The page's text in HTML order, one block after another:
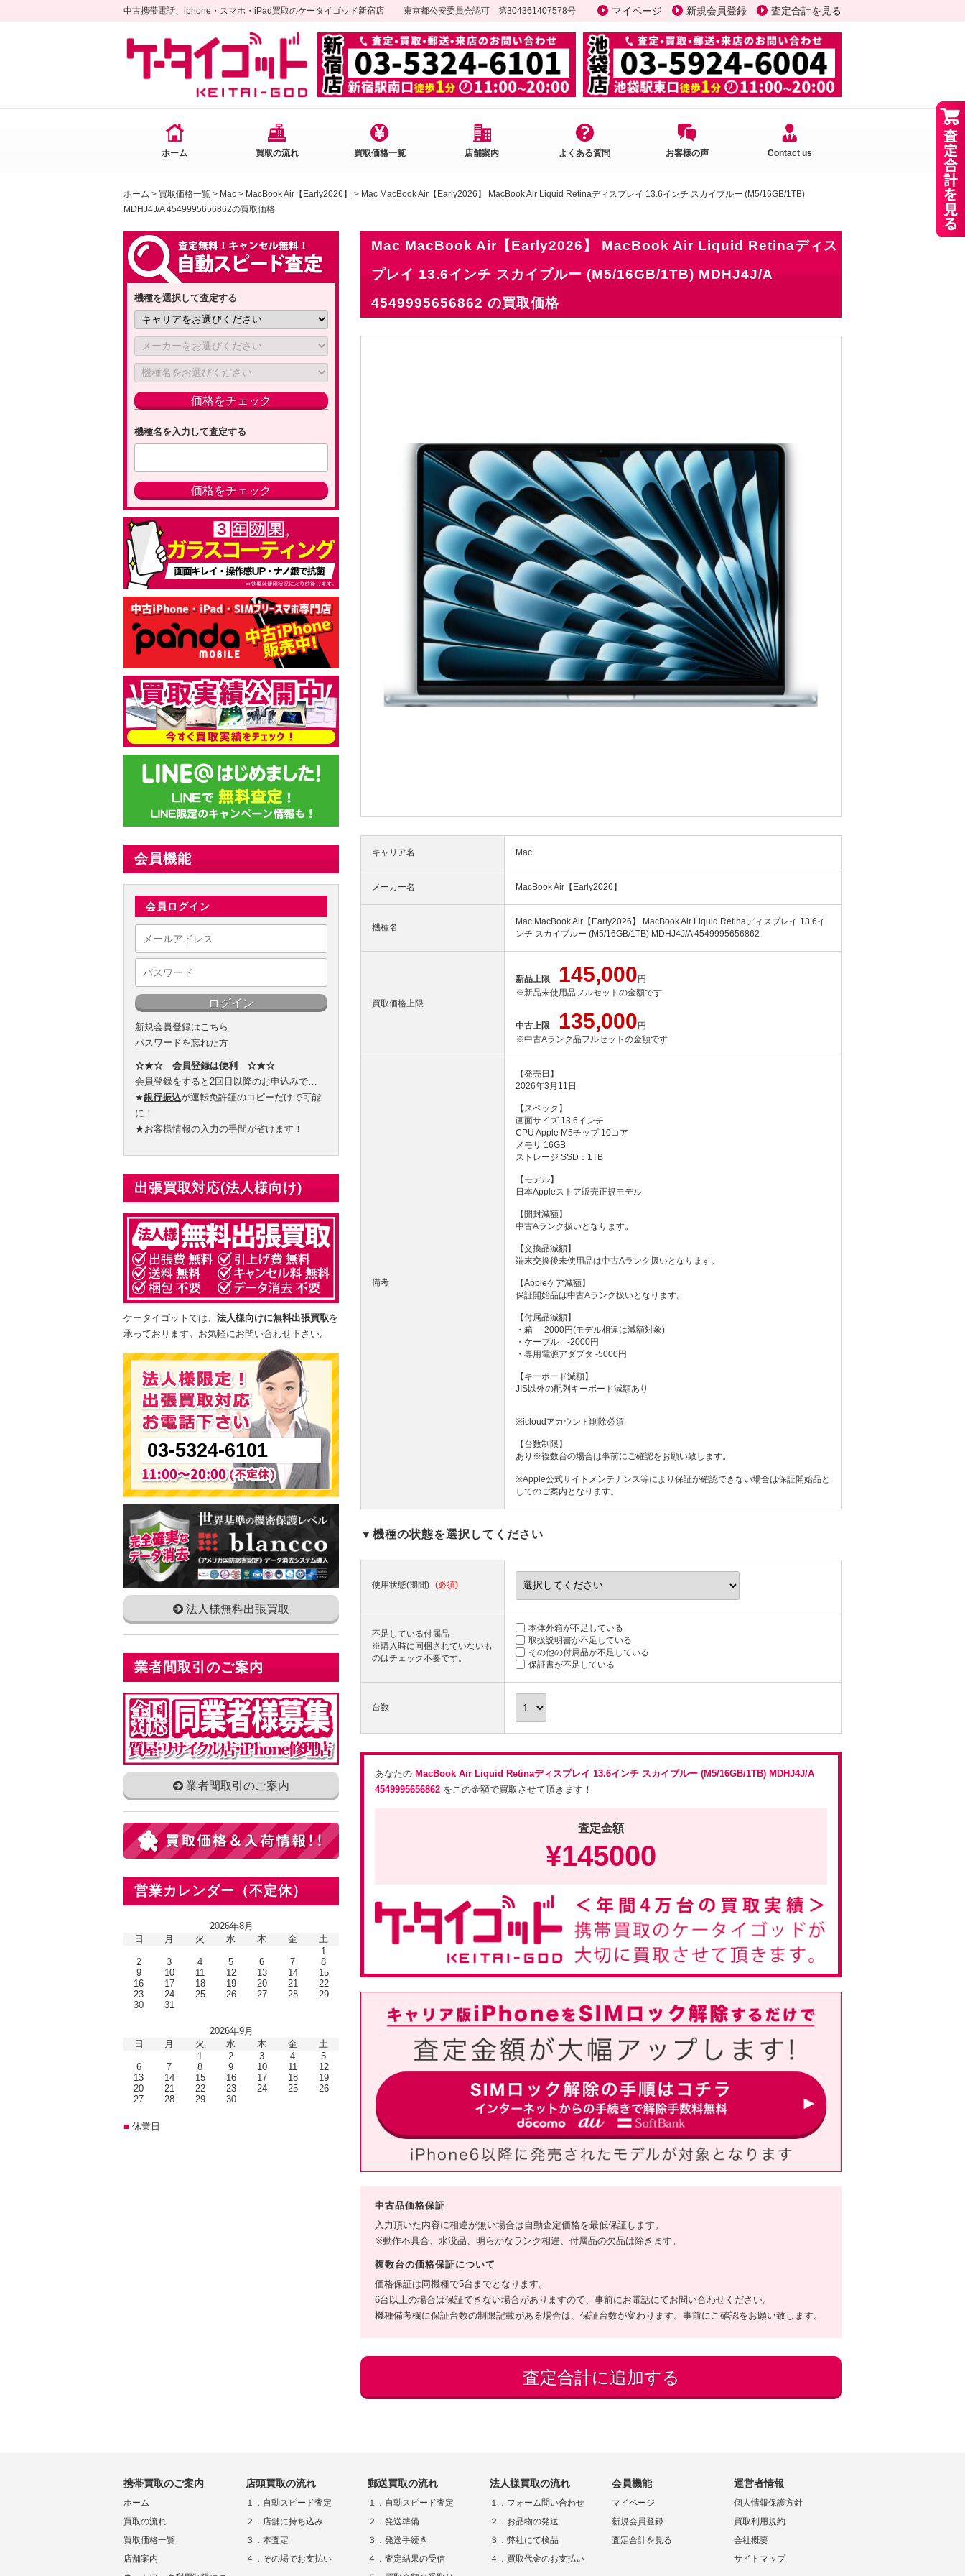
中古携帯電話、iphone・スマホ・iPad買取のケータイゴッド新宿店 東京都公安委員会認可 第304361407578号 マイページ 新規会員登録 査定合計を見る
ホーム 買取の流れ 買取価格一覧 店舗案内 よくある質問 お客様の声 Contact us
ホーム > 買取価格一覧 > Mac > MacBook Air【Early2026】
> Mac MacBook Air【Early2026】 MacBook Air Liquid Retinaディスプレイ 13.6インチ スカイブルー (M5/16GB/1TB)
MDHJ4J/A 4549995656862の買取価格
Mac MacBook Air【Early2026】 MacBook Air Liquid Retinaディス
プレイ 13.6インチ スカイブルー (M5/16GB/1TB) MDHJ4J/A
4549995656862 の買取価格
キャリア名 Mac
メーカー名 MacBook Air【Early2026】
機種名
Mac MacBook Air【Early2026】 MacBook Air Liquid Retinaディスプレイ 13.6イ
ンチ スカイブルー (M5/16GB/1TB) MDHJ4J/A 4549995656862
買取価格上限
新品上限 145,000 円
※新品未使用品フルセットの金額です
中古上限 135,000 円
※中古Aランク品フルセットの金額です
備考
【発売日】
2026年3月11日
【スペック】
画面サイズ 13.6インチ
CPU Apple M5チップ 10コア
メモリ 16GB
ストレージ SSD：1TB
【モデル】
日本Appleストア販売正規モデル
【開封減額】
中古Aランク扱いとなります。
【交換品減額】
端末交換後未使用品は中古Aランク扱いとなります。
【Appleケア減額】
保証開始品は中古Aランク扱いとなります。
【付属品減額】
・箱 -2000円(モデル相違は減額対象)
・ケーブル -2000円
・専用電源アダプタ -5000円
【キーボード減額】
JIS以外の配列キーボード減額あり
※icloudアカウント削除必須
【台数制限】
あり※複数台の場合は事前にご確認をお願い致します。
※Apple公式サイトメンテナンス等により保証が確認できない場合は保証開始品と
してのご案内となります。
▼機種の状態を選択してください
使用状態(期間) (必須)
不足している付属品
※購入時に同梱されていないも
のはチェック不要です。
本体外箱が不足している
取扱説明書が不足している
その他の付属品が不足している
保証書が不足している
台数
あなたの MacBook Air Liquid Retinaディスプレイ 13.6インチ スカイブルー (M5/16GB/1TB) MDHJ4J/A
4549995656862 をこの金額で買取させて頂きます！
査定金額
¥145000
中古品価格保証
入力頂いた内容に相違が無い場合は自動査定価格を最低保証します。
※動作不具合、水没品、明らかなランク相違、付属品の欠品は除きます。
複数台の価格保証について
価格保証は同機種で5台までとなります。
6台以上の場合は保証できない場合がありますので、事前にお電話にてお問い合わせください。
機種備考欄に保証台数の制限記載がある場合は、保証台数が変わります。事前にご確認をお願い致します。
機種を選択して査定する
機種名を入力して査定する
会員機能
会員ログイン
新規会員登録はこちら
パスワードを忘れた方
☆★☆ 会員登録は便利 ☆★☆
会員登録をすると2回目以降のお申込みで…
★銀行振込が運転免許証のコピーだけで可能
に！
★お客様情報の入力の手間が省けます！
出張買取対応(法人様向け)
ケータイゴットでは、 法人様向けに無料出張買取を
承っております。お気軽にお問い合わせ下さい。
03-5324-6101
法人様無料出張買取
業者間取引のご案内
業者間取引のご案内
営業カレンダー（不定休）
2026年8月
日
月 火 水 木 金
土
1
2
3 4 5 6 7
8
9
10 11 12 13 14
15
16
17 18 19 20 21
22
23
24 25 26 27 28
29
30
31
2026年9月
日
月 火 水 木 金
土
1
2 3 4
5
6
7 8 9 10 11
12
13
14 15 16 17 18
19
20
21 22 23 24 25
26
27
28 29 30
■ 休業日
携帯買取のご案内
ホーム
買取の流れ
買取価格一覧
店舗案内
店頭買取の流れ
１．自動スピード査定
２．店舗に持ち込み
３．本査定
４．その場でお支払い
郵送買取の流れ
１．自動スピード査定
２．発送準備
３．発送手続き
４．査定結果の受信
法人様買取の流れ
１．フォーム問い合わせ
２．お品物の発送
３．弊社にて検品
４．買取代金のお支払い
会員機能
マイページ
新規会員登録
査定合計を見る
運営者情報
個人情報保護方針
買取利用規約
会社概要
サイトマップ